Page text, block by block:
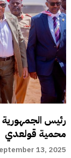
رئيس
محمية قولعدي
13, 2025